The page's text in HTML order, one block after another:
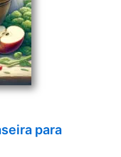
para